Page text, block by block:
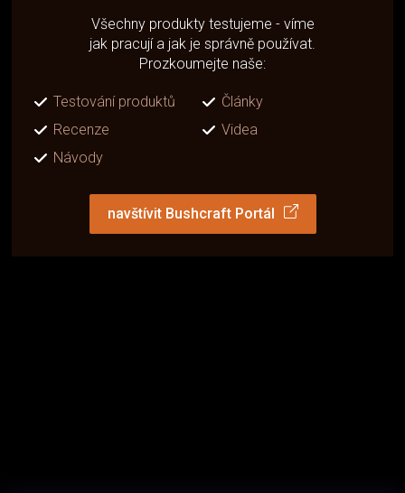
Všechny produkty testujeme - víme
jak pracují a jak je správně používat.
Prozkoumejte naše:
Testování produktů
Články
Recenze
Videa
Návody
navštívit Bushcraft Portál